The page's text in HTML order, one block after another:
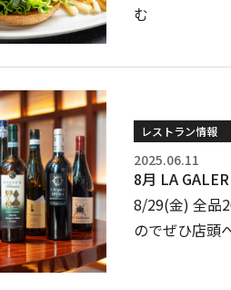
む
レストラン情報
2025.06.11
8月 LA
8/29(金) 全品
のでぜひ店頭